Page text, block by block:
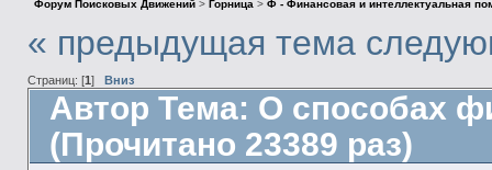
Форум Поисковых Движений> Горница> Ф - Финансовая и интеллектуальная
« предыдущая тема
Страниц: [1 ] Вниз
Автор Тема: О способах
(Прочитано 23389 раз)